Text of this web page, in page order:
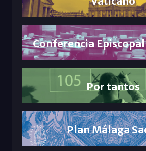
Conferencia
Por tantos
Plan Málaga